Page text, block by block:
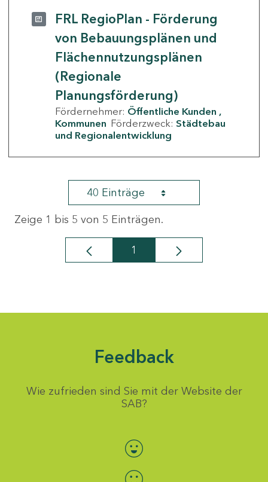
FRL RegioPlan - Förderung
von Bebauungsplänen und
Flächennutzungsplänen
(Regionale
Planungsförderung)
Fördernehmer: Öffentliche Kunden
Kommunen Förderzweck: Städtebau
und Regionalentwicklung
40 Einträge
Zeige 1 bis 5 von 5 Einträgen.
Seite
1
Feedback
Wie zufrieden sind Sie mit der Website der
SAB?
Bewertung auswählen